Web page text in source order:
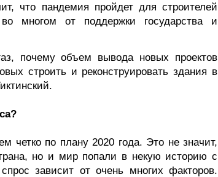
что пандемия пройдет для строителей
многом от поддержки государства и
почему объем вывода новых проектов
строить и реконструировать здания в
по плану 2020 года. Это не значит,
но и мир попали в некую историю с
зависит от очень многих факторов.